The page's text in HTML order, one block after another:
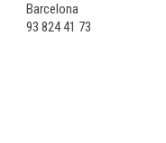
Barcelona
93 824 41 73